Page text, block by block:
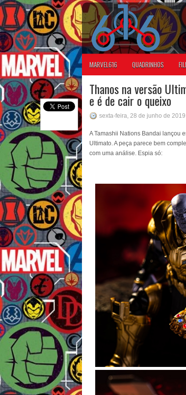
MARVEL616 QUADRINHOS
Thanos na versão
e é de cair o queixo
sexta-feira, 28 de junho de 2019
A Tamashii Nations Bandai lançou
Ultimato. A peça parece bem
com uma análise. Espia só: